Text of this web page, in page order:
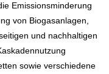
Emissionsminderung
von Biogasanlagen,
und nachhaltigen
sowie verschiedene